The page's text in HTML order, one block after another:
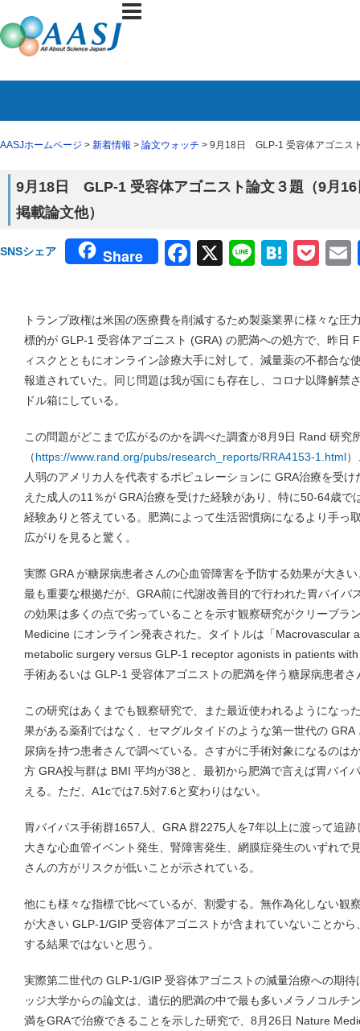
AASJホームページ > 新着情報 > 論文ウォッチ > 9月18日 GLP-1 受容体アゴニス
9月18日 GLP-1 受容体アゴニスト論文３題（9月
掲載論文他）
SNSシェア Share Facebook
X Line
トランプ政権は米国の医療費を削減するため製薬業界に様々な圧
標的が GLP-1 受容体アゴニスト (GRA) の肥満への処方で、昨日
ィスクとともにオンライン診療大手に対して、減量薬の不都合な
報道されていた。同じ問題は我が国にも存在し、コロナ以降解禁
ドル箱にしている。
この問題がどこまで広がるのかを調べた調査が8月9日 Rand 研究
（https://www.rand.org/pubs/research_reports/RRA4153-1.html
人弱のアメリカ人を代表するポピュレーションに GRA治療を受
えた成人の11％が GRA治療を受けた経験があり、特に50-64歳で
経験ありと答えている。肥満によって生活習慣病になるより手っ
広がりを見ると驚く。
実際 GRA が糖尿病患者さんの心血管障害を予防する効果が大き
最も重要な根拠だが、GRA前に代謝改善目的で行われた胃バイパ
の効果は多くの点で劣っていることを示す観察研究がクリーブラ
Medicine にオンライン発表された。タイトルは「Macrovascular
metabolic surgery versus GLP-1 receptor agonists in patients
手術あるいは GLP-1 受容体アゴニストの肥満を伴う糖尿病患者
この研究はあくまでも観察研究で、また最近使われるようになっ
果がある薬剤ではなく、セマグルタイドのような第一世代の
尿病を持つ患者さんで調べている。さすがに手術対象になるのは
方 GRA投与群は BMI 平均が38と、最初から肥満で言えば胃バイ
える。ただ、A1cでは7.5対7.6と変わりはない。
胃バイパス手術群1657人、GRA 群2275人を7年以上に渡って追
大きな心血管イベント発生、腎障害発生、網膜症発生のいずれで
さんの方がリスクが低いことが示されている。
他にも様々な指標で比べているが、割愛する。無作為化しない観
が大きい GLP-1/GIP 受容体アゴニストが含まれていないことか
する結果ではないと思う。
実際第二世代の GLP-1/GIP 受容体アゴニストの減量治療への期
ッジ大学からの論文は、遺伝的肥満の中で最も多いメラノコルチ
満をGRAで治療できることを示した研究で、8月26日 Nature